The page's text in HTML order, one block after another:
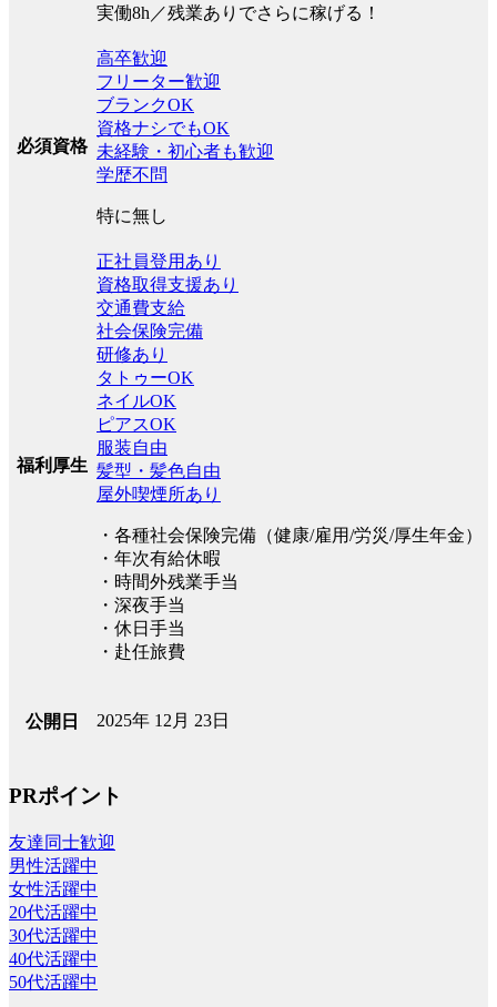
実働8h／残業ありでさらに稼げる！
必須資格
高卒歓迎
フリーター歓迎
ブランクOK
資格ナシでもOK
未経験・初心者も歓迎
学歴不問
特に無し
福利厚生
正社員登用あり
資格取得支援あり
交通費支給
社会保険完備
研修あり
タトゥーOK
ネイルOK
ピアスOK
服装自由
髪型・髪色自由
屋外喫煙所あり
・各種社会保険完備（健康/雇用/労災/厚生年金）
・年次有給休暇
・時間外残業手当
・深夜手当
・休日手当
・赴任旅費
公開日 2025年 12月 23日
PRポイント
友達同士歓迎
男性活躍中
女性活躍中
20代活躍中
30代活躍中
40代活躍中
50代活躍中